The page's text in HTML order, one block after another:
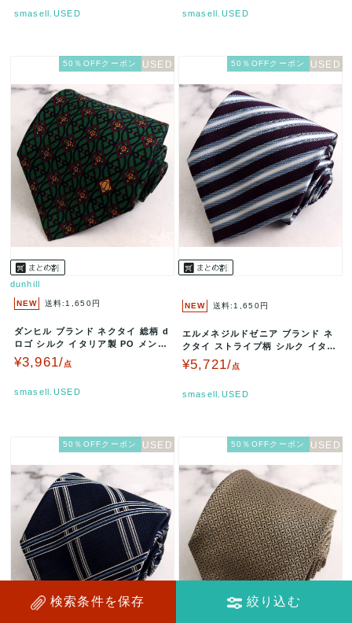
smasell.USED smasell.USED
50％OFFクーポン
dunhill
NEW 送料:1,650円
ダンヒル ブランド ネクタイ 総柄 d
ロゴ シルク イタリア製 PO メンズ
グリーン dunhil…
¥3,961/点
smasell.USED
50％OFFクーポン
NEW 送料:1,650円
エルメネジルドゼニア ブランド ネ
クタイ ストライプ柄 シルク イタリ
ア製 PO メンズ パープル …
¥5,721/点
smasell.USED
50％OFFクーポン 50％OFFクーポン
検索条件を保存 絞り込む